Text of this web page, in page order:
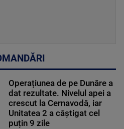
Operațiunea de pe Dunăre a
dat rezultate. Nivelul apei a
crescut la Cernavodă, iar
Unitatea 2 a câștigat cel
puțin 9 zile